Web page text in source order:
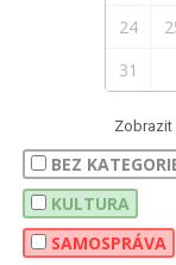
24
31
Zobrazit
BEZ
KULTURA
SAMOSPRÁVA